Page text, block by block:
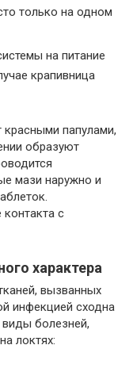
только на одном
на питание
крапивница
папулами,
образуют
мази наружно и
с
характера
вызванных
инфекцией сходна
болезней,
локтях: